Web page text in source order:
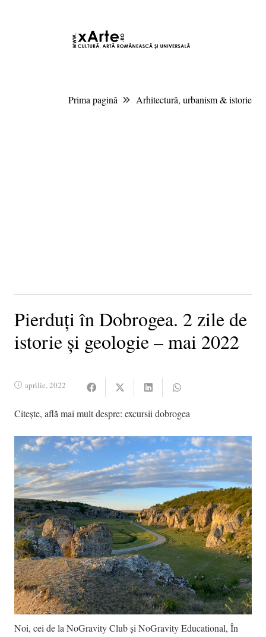
Prima pagină Arhitectură, urbanism & istorie
Pierduți în Dobrogea. 2 zile de
istorie și geologie – mai 2022
aprilie, 2022
Citește, află mai mult despre: excursii dobrogea
Noi, cei de la NoGravity Club şi NoGravity Educational, În